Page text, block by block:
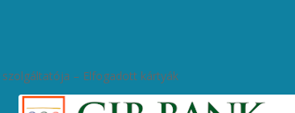
szolgáltatója – Elfogadott kártyák